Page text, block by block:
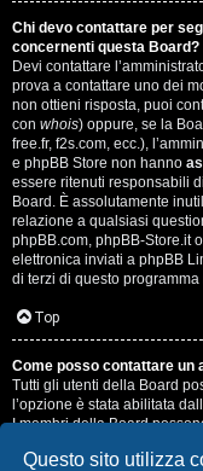
Questo sito utilizza
Chi devo contattare per
concernenti questa Board?
Devi contattare
prova a contattare uno dei
non ottieni risposta, puoi
con whois) oppure, se la
free.fr, f2s.com, ecc.),
e phpBB Store non hanno
essere ritenuti responsabili
Board. È assolutamente
relazione a qualsiasi
phpBB.com, phpBB-Store.it
elettronica inviati a phpBB
di terzi di questo
Top
Come posso contattare un
Tutti gli utenti della Board
l’opzione è stata abilitata
I membri della Board
Top